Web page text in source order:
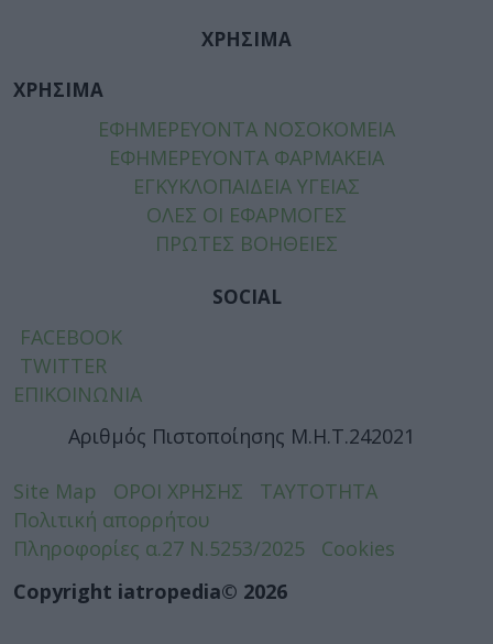
ΧΡΗΣΙΜΑ
ΧΡΗΣΙΜΑ
ΕΦΗΜΕΡΕΥΟΝΤΑ ΝΟΣΟΚΟΜΕΙΑ
ΕΦΗΜΕΡΕΥΟΝΤΑ ΦΑΡΜΑΚΕΙΑ
ΕΓΚΥΚΛΟΠΑΙΔΕΙΑ ΥΓΕΙΑΣ
ΟΛΕΣ ΟΙ ΕΦΑΡΜΟΓΕΣ
ΠΡΩΤΕΣ ΒΟΗΘΕΙΕΣ
SOCIAL
FACEBOOK
TWITTER
ΕΠΙΚΟΙΝΩΝΙΑ
Αριθμός Πιστοποίησης Μ.Η.Τ.242021
Site Map ΟΡΟΙ ΧΡΗΣΗΣ
ΤΑΥΤΟΤΗΤΑ
Πολιτική απορρήτου
Πληροφορίες α.27 Ν.5253/2025
Cookies
Copyright iatropedia© 2026